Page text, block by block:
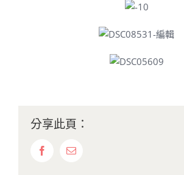
分享此頁：
FacebookEmail: